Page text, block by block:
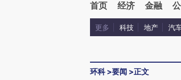
首页 经济 金融
更多 科技 地产 汽
环科>要闻 >正文